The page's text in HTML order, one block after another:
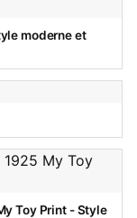
moderne et
Toy Print - Style